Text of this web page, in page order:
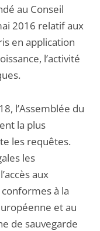
au Conseil
2016 relatif aux
en application
l’activité
l’Assemblée du
la plus
les requêtes.
les
aux
à la
et au
de sauvegarde